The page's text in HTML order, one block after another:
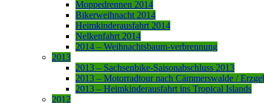
Moppedrennen 2014
Bikerweihnacht 2014
Heimkinderausfahrt 2014
Nelkenfahrt 2014
2014 – Weihnachtsbaum-verbrennung
2013
2013 – Sachsenbike-Saisonabschluss 2013
2013 – Motorradtour nach Cämmerswalde /
2013 – Heimkinderausfahrt ins Tropical Islands
2012